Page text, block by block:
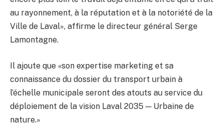
au rayonnement, à la réputation et à la notoriété de la
Ville de Laval», affirme le directeur général Serge
Lamontagne.
Il ajoute que «son expertise marketing et sa
connaissance du dossier du transport urbain à
l’échelle municipale seront des atouts au service du
déploiement de la vision Laval 2035 — Urbaine de
nature.»